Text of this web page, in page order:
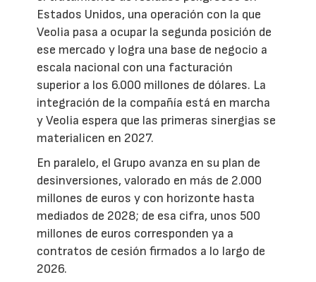
Estados Unidos, una operación con la que
Veolia pasa a ocupar la segunda posición de
ese mercado y logra una base de negocio a
escala nacional con una facturación
superior a los 6.000 millones de dólares. La
integración de la compañía está en marcha
y Veolia espera que las primeras sinergias se
materialicen en 2027.
En paralelo, el Grupo avanza en su plan de
desinversiones, valorado en más de 2.000
millones de euros y con horizonte hasta
mediados de 2028; de esa cifra, unos 500
millones de euros corresponden ya a
contratos de cesión firmados a lo largo de
2026.